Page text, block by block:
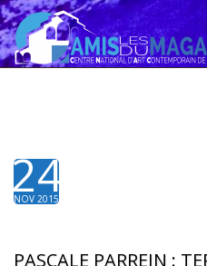
24
NOV 2015
PASCALE PARREIN :